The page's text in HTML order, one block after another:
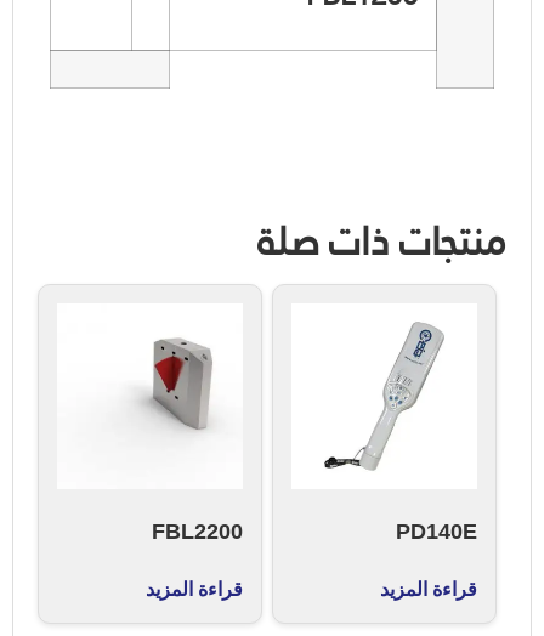
منتجات ذات صلة
PD140E
قراءة المزيد
FBL2200
قراءة المزيد